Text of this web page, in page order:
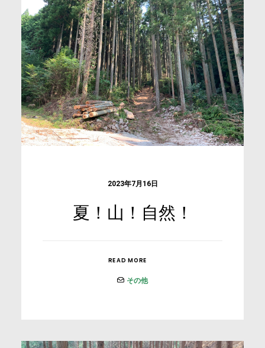
2023年7月16日
夏！山！自然！
READ MORE
その他